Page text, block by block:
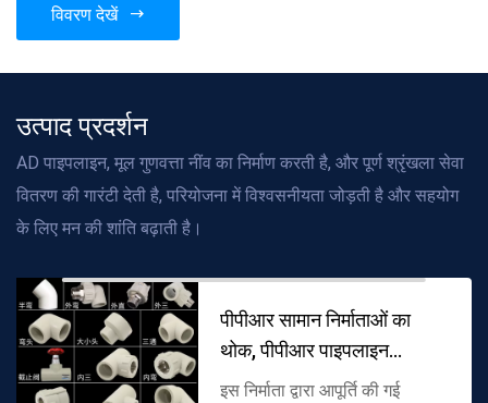
विवरण देखें
उत्पाद प्रदर्शन
AD पाइपलाइन, मूल गुणवत्ता नींव का निर्माण करती है, और पूर्ण श्रृंखला सेवा
वितरण की गारंटी देती है, परियोजना में विश्वसनीयता जोड़ती है और सहयोग
के लिए मन की शांति बढ़ाती है।
पीपीआर सामान निर्माताओं का
थोक, पीपीआर पाइपलाइन
कनेक्शन और स
इस निर्माता द्वारा आपूर्ति की गई